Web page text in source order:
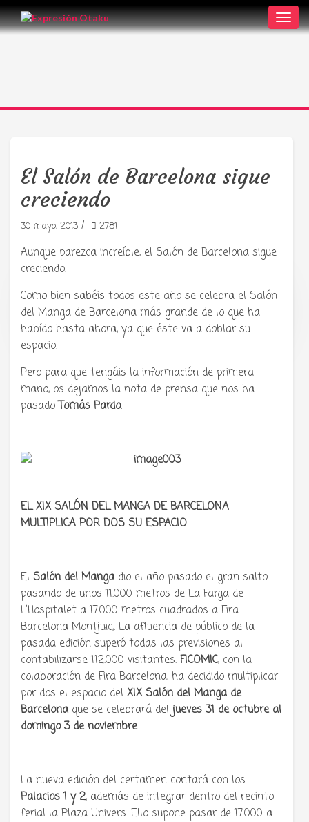
Tu radio y podcast sobre manga,
anime y cultura japonesa ツ
El Salón de Barcelona sigue
creciendo
30 mayo, 2013 / 2781
Aunque parezca increíble, el Salón de Barcelona sigue
creciendo.
Como bien sabéis todos este año se celebra el Salón
del Manga de Barcelona más grande de lo que ha
habído hasta ahora, ya que éste va a doblar su
espacio.
Pero para que tengáis la información de primera
mano, os dejamos la nota de prensa que nos ha
pasadoTomás Pardo:
EL XIX SALÓN DEL MANGA DE BARCELONA
MULTIPLICA POR DOS SU ESPACIO
El Salón del Manga dio el año pasado el gran salto
pasando de unos 11.000 metros de La Farga de
L’Hospitalet a 17.000 metros cuadrados a Fira
Barcelona Montjuïc,. La afluencia de público de la
pasada edición superó todas las previsiones al
contabilizarse 112.000 visitantes. FICOMIC, con la
colaboración de Fira Barcelona, ha decidido multiplicar
por dos el espacio del XIX Salón del Manga de
Barcelona que se celebrará del jueves 31 de octubre al
domingo 3 de noviembre.
La nueva edición del certamen contará con los
Palacios 1 y 2, además de integrar dentro del recinto
ferial la Plaza Univers. Ello supone pasar de 17.000 a